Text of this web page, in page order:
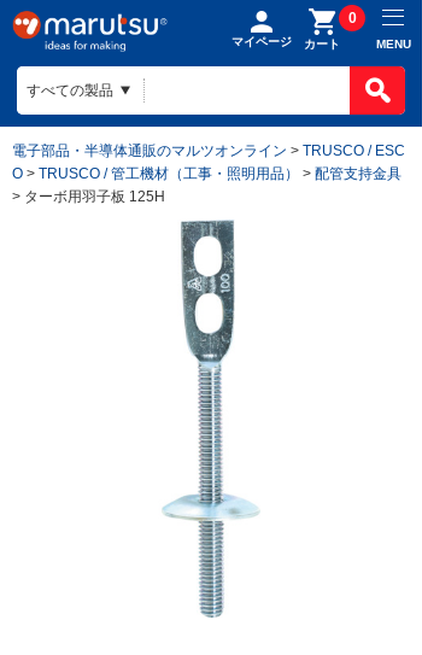
マイページ カート
0
MENU
電子部品・半導体通販のマルツオンライン > TRUSCO / ESC
O > TRUSCO / 管工機材（工事・照明用品） > 配管支持金具
> ターボ用羽子板 125H